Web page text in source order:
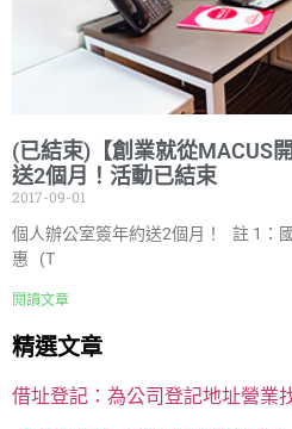
(已結束)【創業就從MACUS
送2個月！活動已結束
2017-09-01
個人辦公室簽年約送2個月！ 註 1：
惠 (T
閱讀文章
精選文章
借址登記：為公司登記地址營業